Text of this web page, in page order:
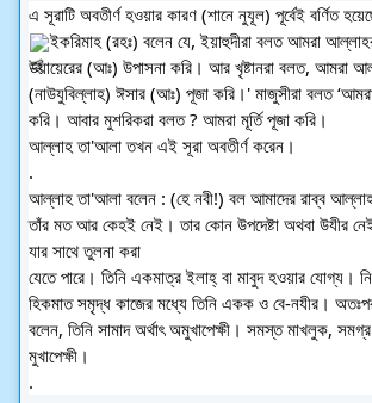
এ সূরাটি অবতীর্ণ হওয়ার কারণ (শানে নুযূল) পূর্বেই বর্ণিত
ইকরিমাহ (রহঃ) বলেন যে, ইয়াহুদীরা বলত আমরা
উযায়েরের (আঃ) উপাসনা করি। আর খৃষ্টানরা বলত, আমরা
(নাউযুবিল্লাহ) ঈসার (আঃ) পূজা করি।' মাজুসীরা বলত ‘আমরা
করি। আবার মুশরিকরা বলত ? আমরা মূর্তি পূজা করি।
আল্লাহ তা'আলা তখন এই সূরা অবতীর্ণ করেন।
.
আল্লাহ তা'আলা বলেন : (হে নবী!) বল আমাদের রাব্ব
তাঁর মত আর কেহই নেই। তার কোন উপদেষ্টা অথবা উযীর
যার সাথে তুলনা করা
যেতে পারে। তিনি একমাত্র ইলাহ্ বা মাবুদ হওয়ার যোগ্য।
হিকমাত সমৃদ্ধ কাজের মধ্যে তিনি একক ও বে-নযীর।
বলেন, তিনি সামাদ অর্থাৎ অমুখাপেক্ষী। সমস্ত মাখলুক, সমগ্র
মুখাপেক্ষী।
.